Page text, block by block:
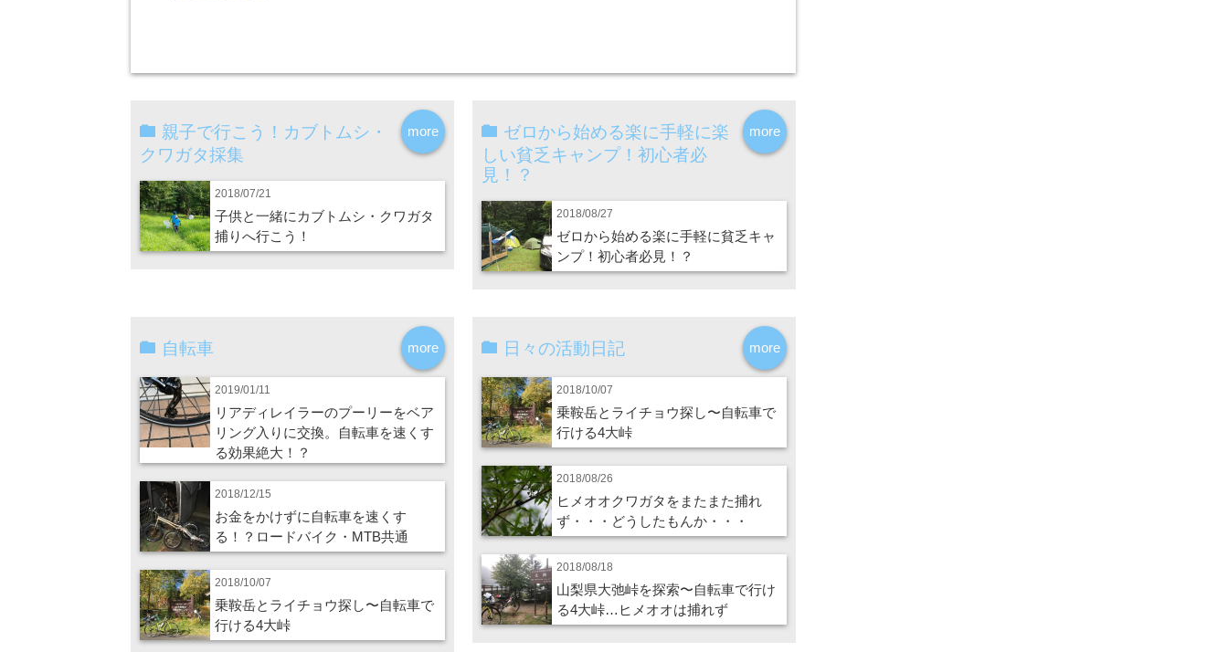
more
親子で行こう！カブトムシ・
クワガタ採集
2018/07/21
子供と一緒にカブトムシ・クワガタ
捕りへ行こう！
more
ゼロから始める楽に手軽に楽
しい貧乏キャンプ！初心者必
見！？
2018/08/27
ゼロから始める楽に手軽に貧乏キャ
ンプ！初心者必見！？
more
自転車
2019/01/11
リアディレイラーのプーリーをベア
リング入りに交換。自転車を速くす
る効果絶大！？
2018/12/15
お金をかけずに自転車を速くす
る！？ロードバイク・MTB共通
2018/10/07
乗鞍岳とライチョウ探し〜自転車で
行ける4大峠
more
日々の活動日記
2018/10/07
乗鞍岳とライチョウ探し〜自転車で
行ける4大峠
2018/08/26
ヒメオオクワガタをまたまた捕れ
ず・・・どうしたもんか・・・
2018/08/18
山梨県大弛峠を探索〜自転車で行け
る4大峠…ヒメオオは捕れず